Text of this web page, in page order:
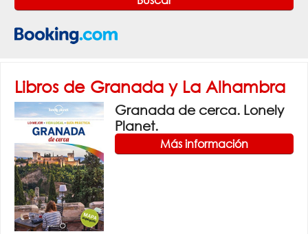
Libros de Granada y La Alhambra
Granada de cerca. Lonely
Planet.
Más información